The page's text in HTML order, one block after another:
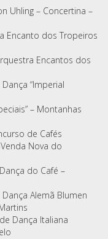
Uhling – Concertina –
Encanto dos Tropeiros
Encantos dos
“Imperial
– Montanhas
de Cafés
Nova do
do Café –
Alemã Blumen
Dança Italiana